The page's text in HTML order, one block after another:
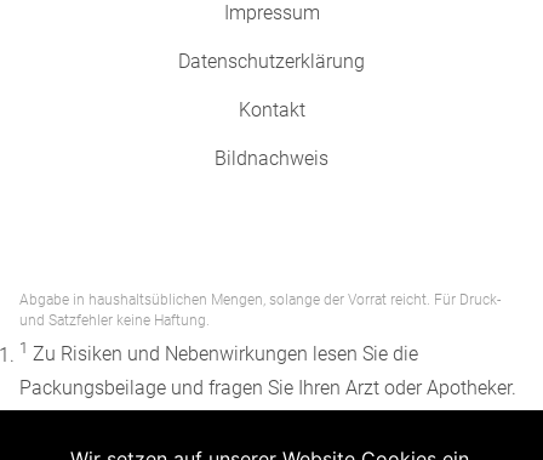
Impressum
Datenschutzerklärung
Kontakt
Bildnachweis
Abgabe in haushaltsüblichen Mengen, solange der Vorrat reicht. Für Druck-
und Satzfehler keine Haftung.
1 Zu Risiken und Nebenwirkungen lesen Sie die
Packungsbeilage und fragen Sie Ihren Arzt oder Apotheker.